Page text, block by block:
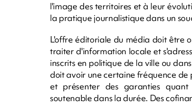
l'image des territoires et à leur
la pratique journalistique dans un
L'offre éditoriale du média doit être
traiter d'information locale et
inscrits en politique de la ville ou
doit avoir une certaine fréquence de
et présenter des garanties
soutenable dans la durée. Des